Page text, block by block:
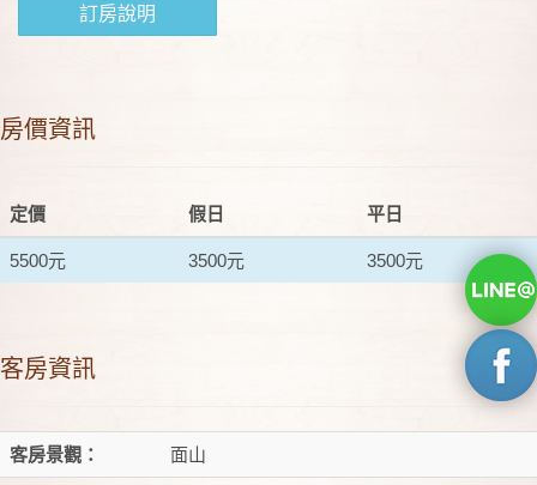
訂房說明
房價資訊
定價 假日 平日
5500元 3500元 3500元
客房資訊
客房景觀： 面山